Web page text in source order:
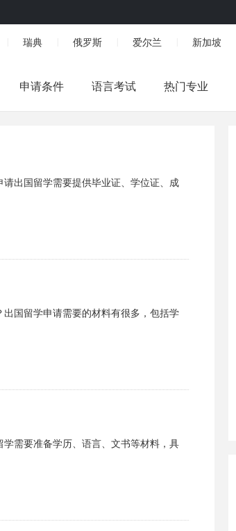
瑞典 俄罗斯 爱尔兰 新加坡
申请条件 语言考试 热门专业
出国留学需要提供毕业证、学位证、成
国留学申请需要的材料有很多，包括学
需要准备学历、语言、文书等材料，具